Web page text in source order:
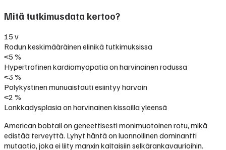
Mitä tutkimusdata kertoo?
15 v
Rodun keskimääräinen elinikä tutkimuksissa
<5 %
Hypertrofinen kardiomyopatia on harvinainen rodussa
<3 %
Polykystinen munuaistauti esiintyy harvoin
<2 %
Lonkkadysplasia on harvinainen kissoilla yleensä
American bobtail on geneettisesti monimuotoinen rotu, mikä
edistää terveyttä. Lyhyt häntä on luonnollinen dominantti
mutaatio, joka ei liity manxin kaltaisiin selkärankavaurioihin.